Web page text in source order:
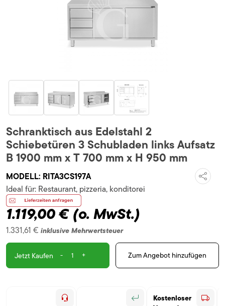
Schranktisch aus Edelstahl 2
Schiebetüren 3 Schubladen links Aufsatz
B 1900 mm x T 700 mm x H 950 mm
MODELL: RITA3CS197A
1.119,00 €(o. MwSt.)
1.331,61 € inklusive Mehrwertsteuer
Ideal für: Restaurant, pizzeria, konditorei
Jetzt Kaufen - + Zum Angebot hinzufügen
Kostenloser